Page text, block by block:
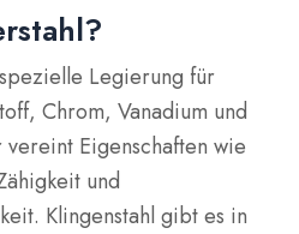
Legierung für
Chrom, Vanadium und
Eigenschaften wie
und
Klingenstahl gibt es in